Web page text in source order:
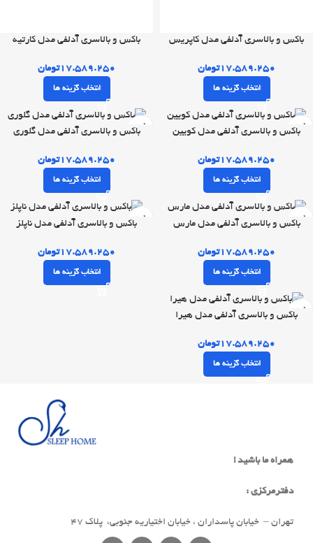
باکس و بالاسری آدلفی مدل کاپریس
۱۷.۵۸۹.۲۵۰تومان
انتخاب گزینه ها
باکس و بالاسری آدلفی مدل کارتیه
۱۷.۵۸۹.۲۵۰تومان
انتخاب گزینه ها
باکس و بالاسری آدلفی مدل کویین
۱۷.۵۸۹.۲۵۰تومان
انتخاب گزینه ها
باکس و بالاسری آدلفی مدل گلوری
۱۷.۵۸۹.۲۵۰تومان
انتخاب گزینه ها
باکس و بالاسری آدلفی مدل مارس
۱۷.۵۸۹.۲۵۰تومان
انتخاب گزینه ها
باکس و بالاسری آدلفی مدل ناپلز
۱۷.۵۸۹.۲۵۰تومان
انتخاب گزینه ها
باکس و بالاسری آدلفی مدل هیرا
۱۷.۵۸۹.۲۵۰تومان
انتخاب گزینه ها
همراه ما باشید !
دفترمرکزی :
تهران – خیابان پاسداران ، خیابان اختیاریه جنوبی، پلاک 47